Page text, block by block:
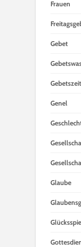
Frauen
Gebet
Genel
Glaube